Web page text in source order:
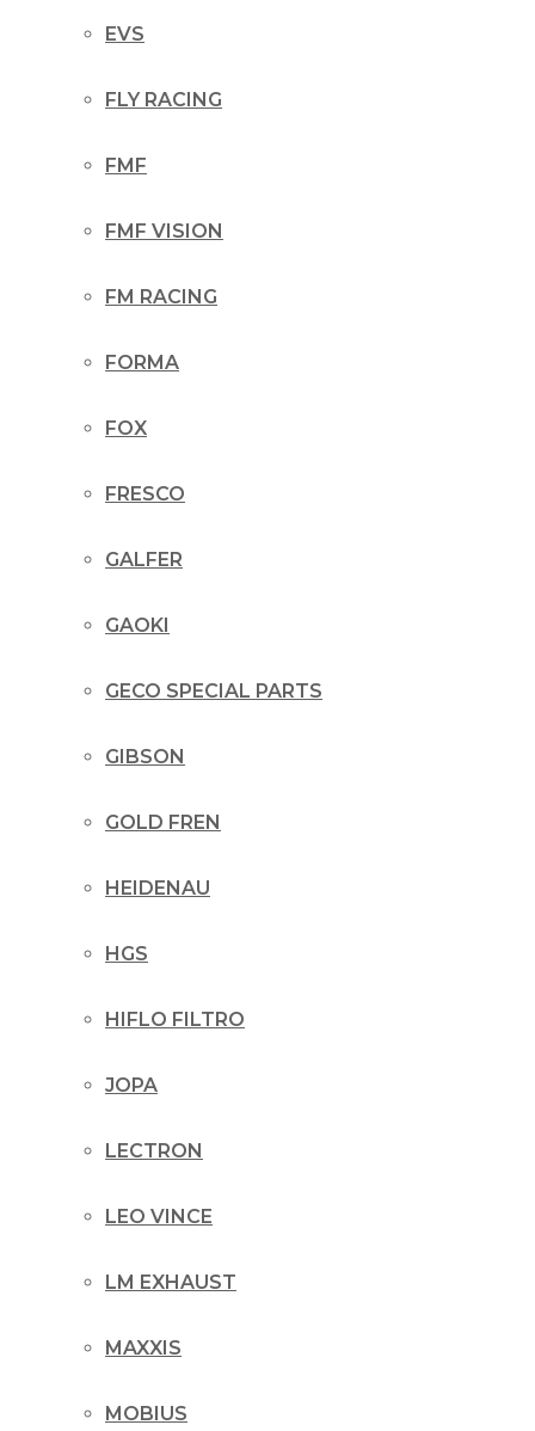
EVS
FLY RACING
FMF
FMF VISION
FM RACING
FORMA
FOX
FRESCO
GALFER
GAOKI
GECO SPECIAL PARTS
GIBSON
GOLD FREN
HEIDENAU
HGS
HIFLO FILTRO
JOPA
LECTRON
LEO VINCE
LM EXHAUST
MAXXIS
MOBIUS